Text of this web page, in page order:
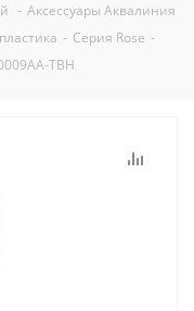
- Аксессуары Аквалиния
- Серия Rose -
TBH